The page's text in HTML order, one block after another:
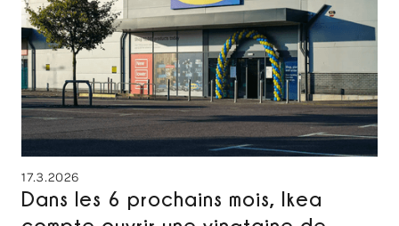
17.3.2026
Dans les 6 prochains mois, Ikea